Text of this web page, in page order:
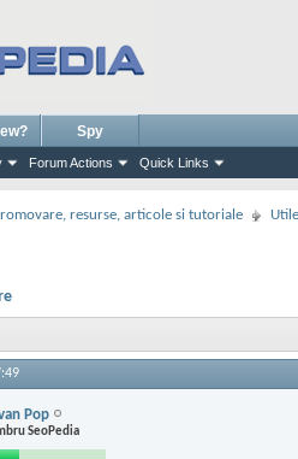
Forum Actions Quick Links
Spy
resurse, articole si tutoriale Utile
Pop
SeoPedia